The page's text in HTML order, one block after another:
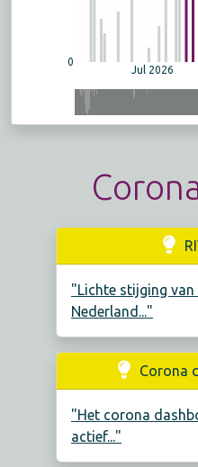
Jul 2026
0
"Lichte stijging van
Nederland..."
Corona
"Het corona
actief..."